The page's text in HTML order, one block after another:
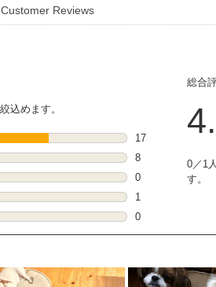
Customer Reviews